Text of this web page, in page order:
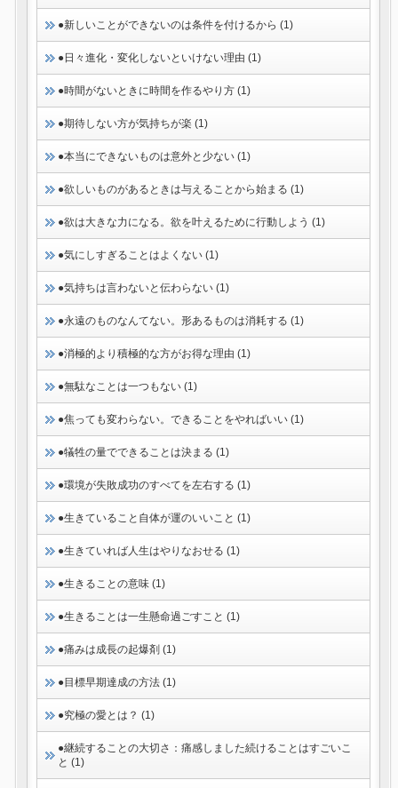
●新しいことができないのは条件を付けるから (1)
●日々進化・変化しないといけない理由 (1)
●時間がないときに時間を作るやり方 (1)
●期待しない方が気持ちが楽 (1)
●本当にできないものは意外と少ない (1)
●欲しいものがあるときは与えることから始まる (1)
●欲は大きな力になる。欲を叶えるために行動しよう (1)
●気にしすぎることはよくない (1)
●気持ちは言わないと伝わらない (1)
●永遠のものなんてない。形あるものは消耗する (1)
●消極的より積極的な方がお得な理由 (1)
●無駄なことは一つもない (1)
●焦っても変わらない。できることをやればいい (1)
●犠牲の量でできることは決まる (1)
●環境が失敗成功のすべてを左右する (1)
●生きていること自体が運のいいこと (1)
●生きていれば人生はやりなおせる (1)
●生きることの意味 (1)
●生きることは一生懸命過ごすこと (1)
●痛みは成長の起爆剤 (1)
●目標早期達成の方法 (1)
●究極の愛とは？ (1)
●継続することの大切さ：痛感しました続けることはすごいこ
と (1)